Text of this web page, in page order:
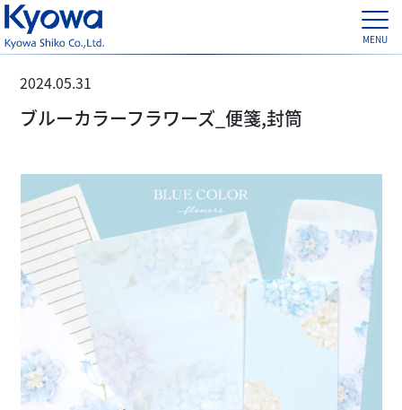
2024.05.31
ブルーカラーフラワーズ_便箋,封筒